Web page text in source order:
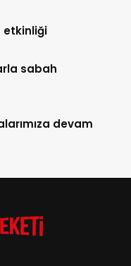
etkinliği
sabah
devam